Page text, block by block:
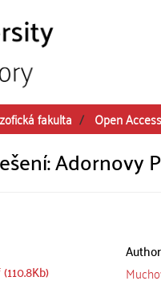
fakulta Open
Adornovy
Author